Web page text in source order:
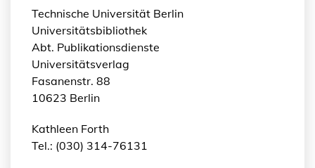
Technische Universität Berlin
Universitätsbibliothek
Abt. Publikationsdienste
Universitätsverlag
Fasanenstr. 88
10623 Berlin
Kathleen Forth
Tel.: (030) 314-76131